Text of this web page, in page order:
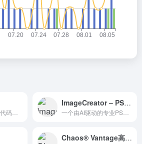
ImageCreator – PS插件
Chaos® Vantage高阶应用